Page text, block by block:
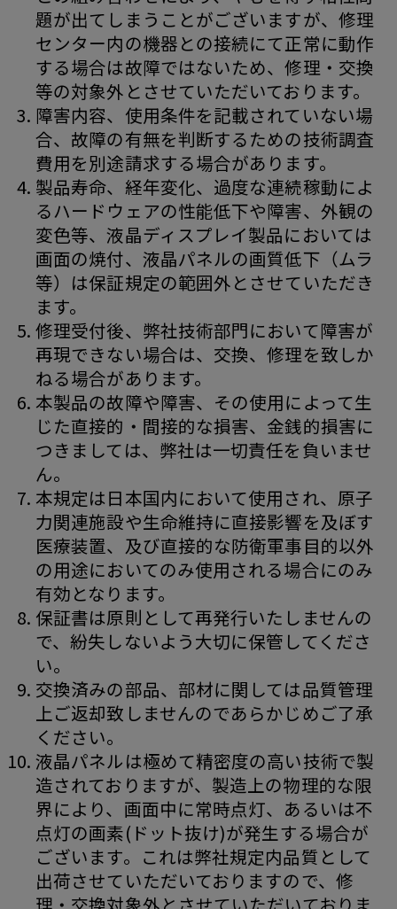
題が出てしまうことがございますが、修理
センター内の機器との接続にて正常に動作
する場合は故障ではないため、修理・交換
等の対象外とさせていただいております。
障害内容、使用条件を記載されていない場
合、故障の有無を判断するための技術調査
費用を別途請求する場合があります。
製品寿命、経年変化、過度な連続稼動によ
るハードウェアの性能低下や障害、外観の
変色等、液晶ディスプレイ製品においては
画面の焼付、液晶パネルの画質低下（ムラ
等）は保証規定の範囲外とさせていただき
ます。
修理受付後、弊社技術部門において障害が
再現できない場合は、交換、修理を致しか
ねる場合があります。
本製品の故障や障害、その使用によって生
じた直接的・間接的な損害、金銭的損害に
つきましては、弊社は一切責任を負いませ
ん。
本規定は日本国内において使用され、原子
力関連施設や生命維持に直接影響を及ぼす
医療装置、及び直接的な防衛軍事目的以外
の用途においてのみ使用される場合にのみ
有効となります。
保証書は原則として再発行いたしませんの
で、紛失しないよう大切に保管してくださ
い。
交換済みの部品、部材に関しては品質管理
上ご返却致しませんのであらかじめご了承
ください。
液晶パネルは極めて精密度の高い技術で製
造されておりますが、製造上の物理的な限
界により、画面中に常時点灯、あるいは不
点灯の画素(ドット抜け)が発生する場合が
ございます。これは弊社規定内品質として
出荷させていただいておりますので、修